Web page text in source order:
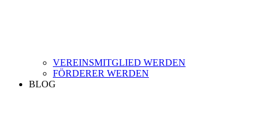
VEREINSMITGLIED WERDEN
FÖRDERER WERDEN
BLOG